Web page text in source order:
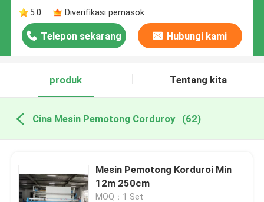
5.0
Diverifikasi pemasok
Telepon sekarang Hubungi kami
produk Tentang kita
Cina Mesin Pemotong Corduroy (62)
Mesin Pemotong Korduroi Min
12m 250cm
MOQ：1 Set